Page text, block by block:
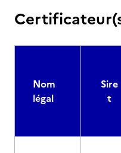
Nom
légal
Sire
t